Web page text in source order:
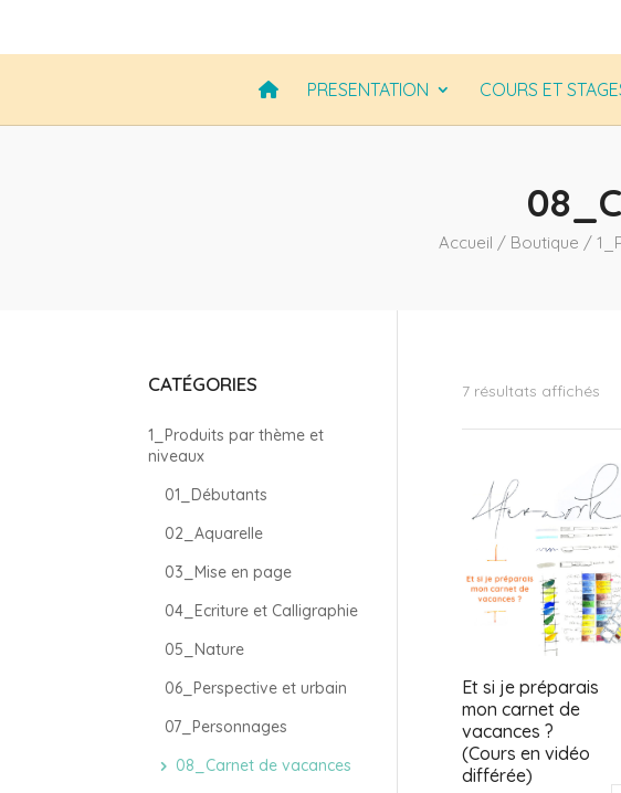
PRESENTATION COURS ET
Accueil / Boutique /
7 résultats affichés
Et si je préparais
mon carnet de
vacances ?
(Cours en vidéo
différée)
CATÉGORIES
1_Produits par thème et
niveaux
01_Débutants
02_Aquarelle
03_Mise en page
04_Ecriture et Calligraphie
05_Nature
06_Perspective et urbain
07_Personnages
08_Carnet de vacances